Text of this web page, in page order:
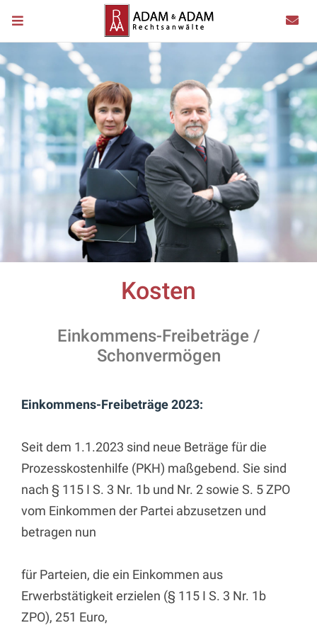
Kosten
Einkommens-Freibeträge /
Schonvermögen
Einkommens-Freibeträge 2023:
Seit dem 1.1.2023 sind neue Beträge für die
Prozesskostenhilfe (PKH) maßgebend. Sie sind
nach § 115 I S. 3 Nr. 1b und Nr. 2 sowie S. 5 ZPO
vom Einkommen der Partei abzusetzen und
betragen nun
für Parteien, die ein Einkommen aus
Erwerbstätigkeit erzielen (§ 115 I S. 3 Nr. 1b
ZPO), 251 Euro,